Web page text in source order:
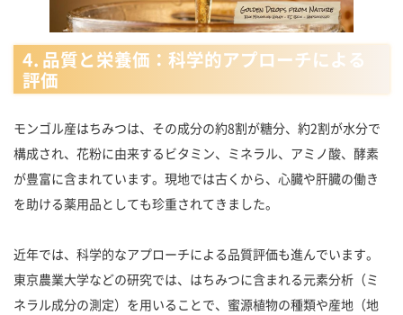
4. 品質と栄養価：科学的アプローチによる
評価
モンゴル産はちみつは、その成分の約8割が糖分、約2割が水分で
構成され、花粉に由来するビタミン、ミネラル、アミノ酸、酵素
が豊富に含まれています。現地では古くから、心臓や肝臓の働き
を助ける薬用品としても珍重されてきました。
近年では、科学的なアプローチによる品質評価も進んでいます。
東京農業大学などの研究では、はちみつに含まれる元素分析（ミ
ネラル成分の測定）を用いることで、蜜源植物の種類や産地（地